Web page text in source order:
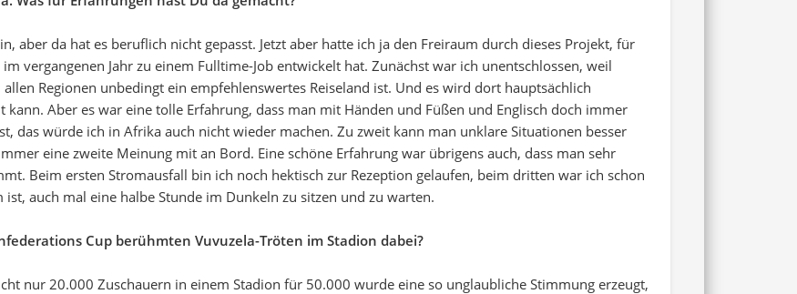
aber da hat es beruflich nicht gepasst. Jetzt aber hatte ich ja den Freiraum durch dieses Projekt, für
vergangenen Jahr zu einem Fulltime-Job entwickelt hat. Zunächst war ich unentschlossen, weil
Regionen unbedingt ein empfehlenswertes Reiseland ist. Und es wird dort hauptsächlich
kann. Aber es war eine tolle Erfahrung, dass man mit Händen und Füßen und Englisch doch immer
das würde ich in Afrika auch nicht wieder machen. Zu zweit kann man unklare Situationen besser
eine zweite Meinung mit an Bord. Eine schöne Erfahrung war übrigens auch, dass man sehr
Beim ersten Stromausfall bin ich noch hektisch zur Rezeption gelaufen, beim dritten war ich schon
auch mal eine halbe Stunde im Dunkeln zu sitzen und zu warten.
Cup berühmten Vuvuzela-Tröten im Stadion dabei?
nur 20.000 Zuschauern in einem Stadion für 50.000 wurde eine so unglaubliche Stimmung erzeugt,